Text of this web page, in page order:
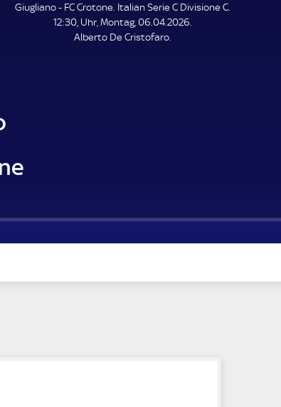
E
L
E
N
Giugliano - FC Crotone. Italian Serie C Divisione C.
12:30, Uhr, Montag, 06.04.2026.
Alberto De Cristofaro.